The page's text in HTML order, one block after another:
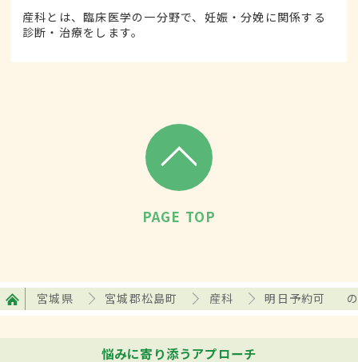
産科とは、臨床医学の一分野で、妊娠・分娩に関係する
診断・治療をします。
PAGE TOP
宮城県 宮城郡松島町 産科 明日予約可
悩みに寄り添うアプローチ